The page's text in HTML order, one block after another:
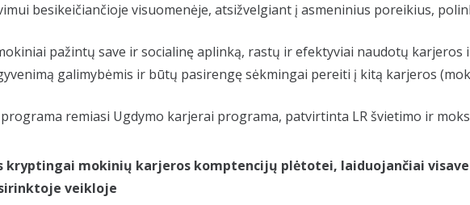
besikeičiančioje visuomenėje, atsižvelgiant į asmeninius poreikius,
pažintų save ir socialinę aplinką, rastų ir efektyviai naudotų
galimybėmis ir būtų pasirengę sėkmingai pereiti į kitą karjeros
remiasi Ugdymo karjerai programa, patvirtinta LR švietimo ir
kryptingai mokinių karjeros komptencijų plėtotei, laiduojančiai
veikloje